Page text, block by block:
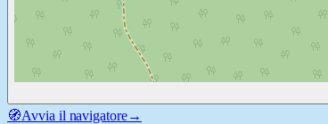
🧭Avvia il navigatore→